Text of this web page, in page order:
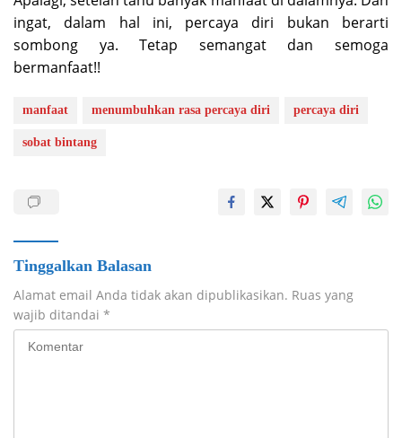
ingat, dalam hal ini, percaya diri bukan berarti
sombong ya. Tetap semangat dan semoga
bermanfaat!!
manfaat menumbuhkan rasa percaya diri percaya diri
sobat bintang
Tinggalkan Balasan
Alamat email Anda tidak akan dipublikasikan. Ruas yang
wajib ditandai *